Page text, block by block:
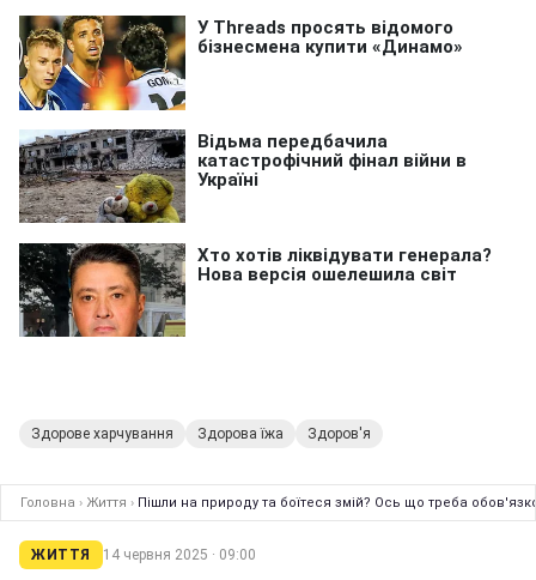
Здорове харчування Здорова їжа Здоров'я
Головна › Життя › Пішли на природу та боїтеся змій? Ось що треба
ЖИТТЯ 14 червня 2025 · 09:00